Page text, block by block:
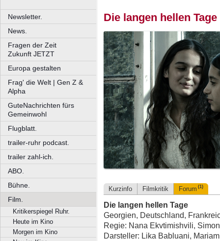
Newsletter.
News.
Fragen der Zeit
Zukunft JETZT
Europa gestalten
Frag' die Welt | Gen Z &
Alpha
GuteNachrichten fürs
Gemeinwohl
Flugblatt.
trailer-ruhr podcast.
trailer zahl-ich.
ABO.
Bühne.
Film.
Kritikerspiegel Ruhr.
Heute im Kino
Morgen im Kino
Die langen hellen Tage
Kurzinfo Filmkritik Forum (1)
Die langen hellen Tage
Georgien, Deutschland,
Regie: Nana Ekvtimishvili,
Darsteller: Lika Babluani,